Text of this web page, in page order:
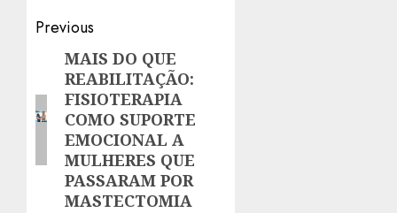
Post
navigation
Previous
Previous
post:
MAIS DO QUE
REABILITAÇÃO:
FISIOTERAPIA
COMO SUPORTE
EMOCIONAL A
MULHERES QUE
PASSARAM POR
MASTECTOMIA